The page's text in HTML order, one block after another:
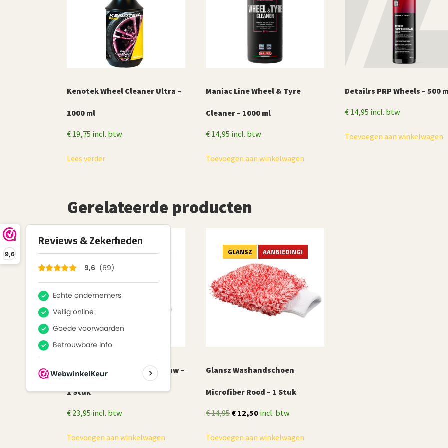
9,6
Kenotek Wheel Cleaner Ultra –
1000 ml
€ 19,75 incl. btw
Lees verder
Maniac Line Wheel & Tyre
Cleaner – 1000 ml
€ 14,95 incl. btw
Toevoegen aan winkelwagen
Detailrs PRP Wheels – 500
€ 14,95 incl. btw
Toevoegen aan winkelwagen
Gerelateerde producten
MAFRA
Mafra Clay Bar Medium, blauw –
1 Stuk
€ 23,95 incl. btw
Toevoegen aan winkelwagen
AANBIEDING!
GLANSZ
Glansz Washandschoen
Microfiber Rood – 1 Stuk
€14,95Oorspronkelijke
was:
€ 12,50Huidige
is:
incl. btw
Toevoegen aan winkelwagen